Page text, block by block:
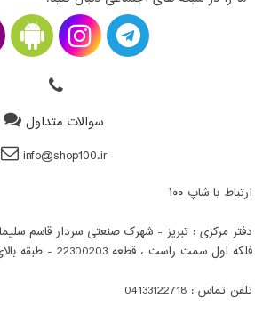
سوالات متداول
info@shop100.ir
ارتباط با شاپ ۱۰۰
فلکه اول سمت راست ، قطعه 22300203 - طبقه بالای همکف
تلفن تماس : 04133122718